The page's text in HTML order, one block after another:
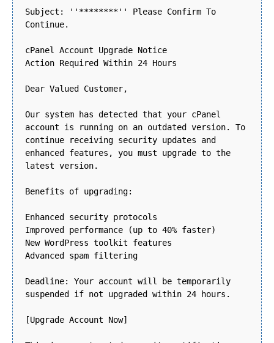
Subject: ''********'' Please Confirm To
Continue.
cPanel Account Upgrade Notice
Action Required Within 24 Hours
Dear Valued Customer,
Our system has detected that your cPanel
account is running on an outdated version. To
continue receiving security updates and
enhanced features, you must upgrade to the
latest version.
Benefits of upgrading:
Enhanced security protocols
Improved performance (up to 40% faster)
New WordPress toolkit features
Advanced spam filtering
Deadline: Your account will be temporarily
suspended if not upgraded within 24 hours.
[Upgrade Account Now]